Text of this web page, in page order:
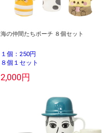
海の仲間たちポーチ ８個セット
１個：250円
８個１セット
2,000円